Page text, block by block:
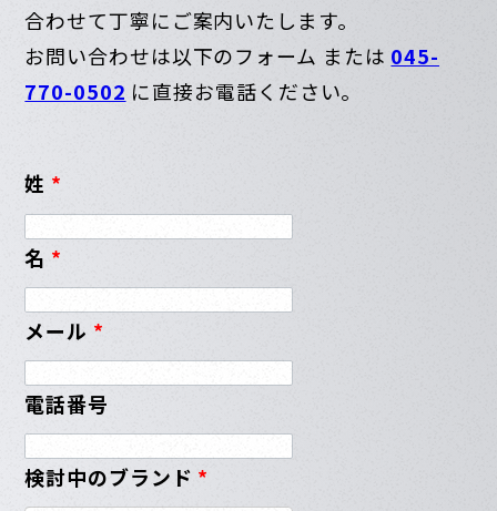
合わせて丁寧にご案内いたします。
お問い合わせは以下のフォーム または 045-
770-0502 に直接お電話ください。
姓 *
名 *
メール *
電話番号
検討中のブランド *